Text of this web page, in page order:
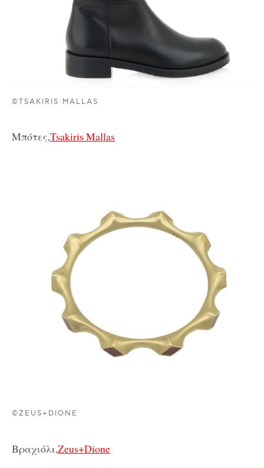
©TSAKIRIS MALLAS
Μπότες,Tsakiris Mallas
©ZEUS+DIONE
Βραχιόλι,Zeus+Dione